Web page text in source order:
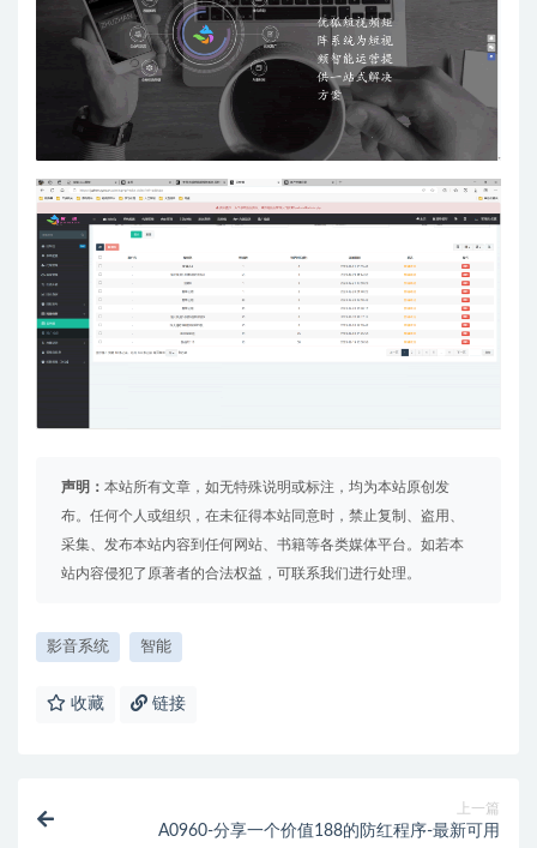
声明： 本站所有文章，如无特殊说明或标注，均为本站原创发
布。任何个人或组织，在未征得本站同意时，禁止复制、盗用、
采集、发布本站内容到任何网站、书籍等各类媒体平台。如若本
站内容侵犯了原著者的合法权益，可联系我们进行处理。
影音系统 智能
收藏 链接
上一篇
A0960-分享一个价值188的防红程序-最新可用